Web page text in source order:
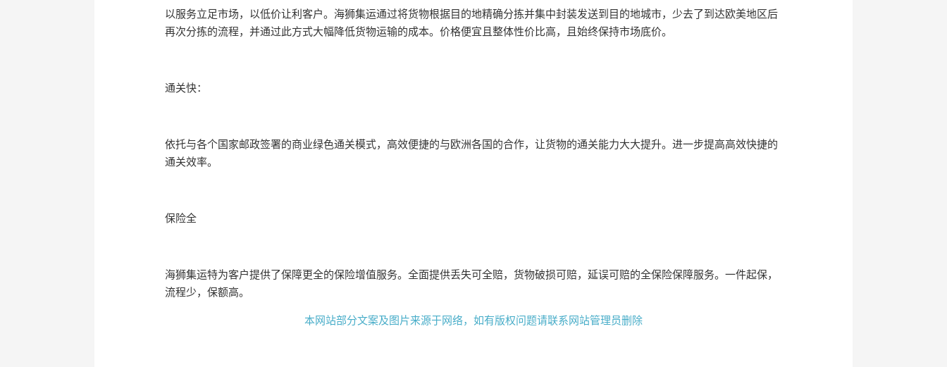
以服务立足市场，以低价让利客户。海狮集运通过将货物根据目的地精确分拣并集中封装发送到目的地城市，少去了到达欧美地区后
再次分拣的流程，并通过此方式大幅降低货物运输的成本。价格便宜且整体性价比高，且始终保持市场底价。
通关快：
依托与各个国家邮政签署的商业绿色通关模式，高效便捷的与欧洲各国的合作，让货物的通关能力大大提升。进一步提高高效快捷的
通关效率。
保险全
海狮集运特为客户提供了保障更全的保险增值服务。全面提供丢失可全赔，货物破损可赔，延误可赔的全保险保障服务。一件起保，
流程少，保额高。
本网站部分文案及图片来源于网络，如有版权问题请联系网站管理员删除